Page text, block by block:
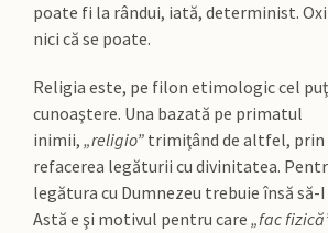
poate fi la rândui, iată, determinist.
nici că se poate.
Religia este, pe filon etimologic cel
cunoaştere. Una bazată pe primatul
inimii, „religio” trimiţând de altfel, prin
refacerea legăturii cu divinitatea.
legătura cu Dumnezeu trebuie însă să-
Astă e şi motivul pentru care „fac